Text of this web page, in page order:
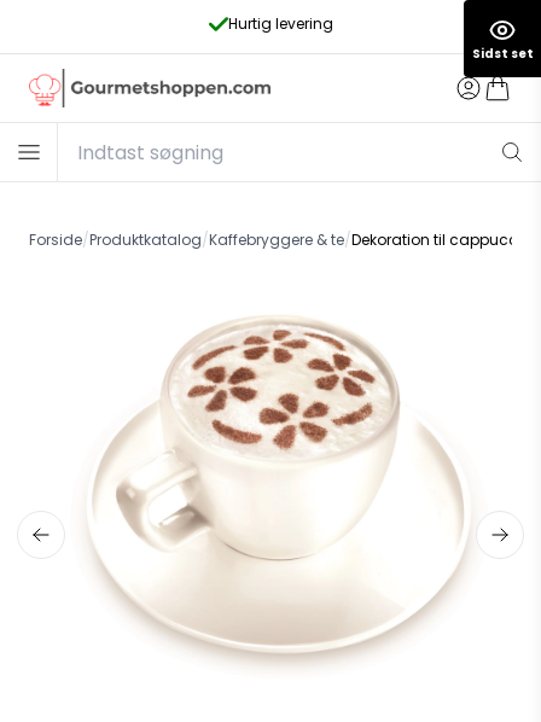
Hurtig levering
Forside/Produktkatalog/Kaffebryggere & te/Dekoration til
Sidst set